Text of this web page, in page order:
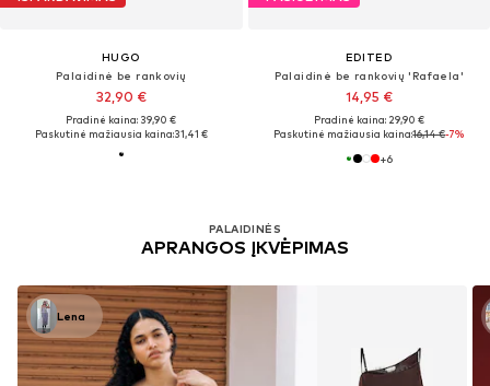
HUGO
Palaidinė be rankovių
32,90 €
Pradinė kaina: 39,90 €
Paskutinė mažiausia kaina:31,41 €
EDITED
Palaidinė be rankovių 'Rafaela'
14,95 €
Pradinė kaina: 29,90 €
Paskutinė mažiausia kaina:16,14 €-7%
+6
PALAIDINĖS
APRANGOS ĮKVĖPIMAS
Lena